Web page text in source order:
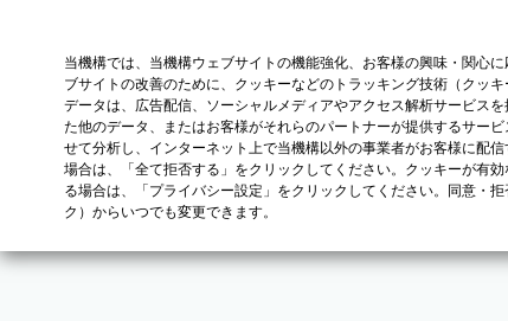
当機構では、当機構ウェブサイトの機能強化、お客様の興味・関心
ブサイトの改善のために、クッキーなどのトラッキング技術（クッ
データは、広告配信、ソーシャルメディアやアクセス解析サービス
た他のデータ、またはお客様がそれらのパートナーが提供するサー
せて分析し、インターネット上で当機構以外の事業者がお客様に配
場合は、「全て拒否する」をクリックしてください。クッキーが有
る場合は、「プライバシー設定」をクリックしてください。同意・
ク）からいつでも変更できます。